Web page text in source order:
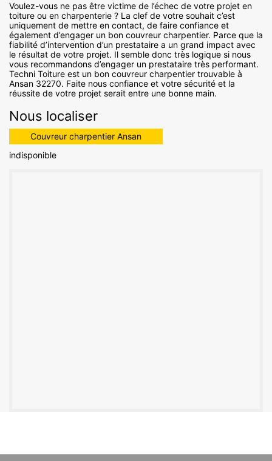
Voulez-vous ne pas être victime de l’échec de votre projet en
toiture ou en charpenterie ? La clef de votre souhait c’est
uniquement de mettre en contact, de faire confiance et
également d’engager un bon couvreur charpentier. Parce que la
fiabilité d’intervention d’un prestataire a un grand impact avec
le résultat de votre projet. Il semble donc très logique si nous
vous recommandons d’engager un prestataire très performant.
Techni Toiture est un bon couvreur charpentier trouvable à
Ansan 32270. Faite nous confiance et votre sécurité et la
réussite de votre projet serait entre une bonne main.
Nous localiser
Couvreur charpentier Ansan
indisponible